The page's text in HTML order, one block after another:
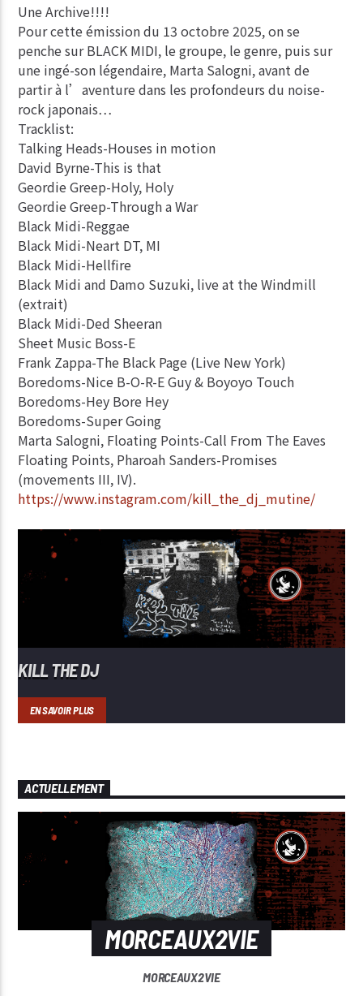
Une Archive!!!!
Pour cette émission du 13 octobre 2025, on se
penche sur BLACK MIDI, le groupe, le genre, puis sur
une ingé-son légendaire, Marta Salogni, avant de
partir à l’aventure dans les profondeurs du noise-
rock japonais…
Tracklist:
Talking Heads-Houses in motion
David Byrne-This is that
Geordie Greep-Holy, Holy
Geordie Greep-Through a War
Black Midi-Reggae
Black Midi-Neart DT, MI
Black Midi-Hellfire
Black Midi and Damo Suzuki, live at the Windmill
(extrait)
Black Midi-Ded Sheeran
Sheet Music Boss-E
Frank Zappa-The Black Page (Live New York)
Boredoms-Nice B-O-R-E Guy & Boyoyo Touch
Boredoms-Hey Bore Hey
Boredoms-Super Going
Marta Salogni, Floating Points-Call From The Eaves
Floating Points, Pharoah Sanders-Promises
(movements III, IV).
https://www.instagram.com/kill_the_dj_mutine/
KILL THE DJ
EN SAVOIR PLUS
ACTUELLEMENT
MORCEAUX2VIE
MORCEAUX2VIE